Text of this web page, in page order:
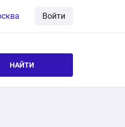
Войти
НАЙТИ